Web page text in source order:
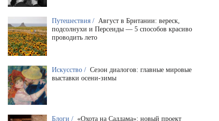
Путешествия / Август в Британии: вереск,
подсолнухи и Персеиды — 5 способов красиво
проводить лето
Искусство / Сезон диалогов: главные мировые
выставки осени-зимы
Блоги / «Охота на Саддама»: новый проект